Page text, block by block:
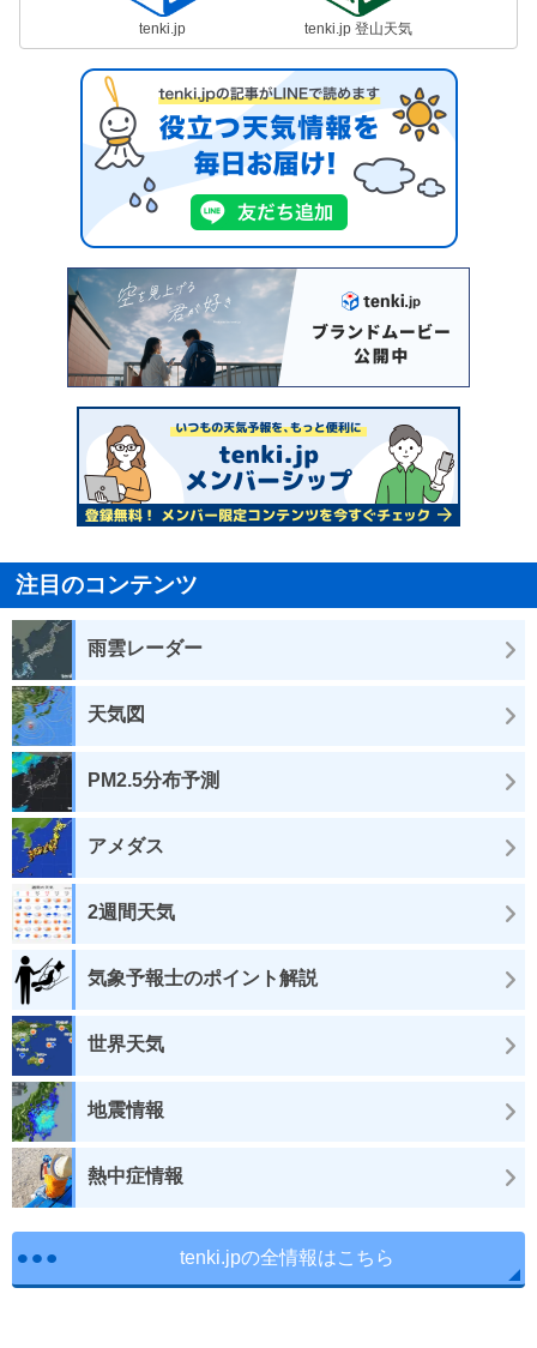
tenki.jp tenki.jp 登山天気
注目のコンテンツ
雨雲レーダー
天気図
PM2.5分布予測
アメダス
2週間天気
気象予報士のポイント解説
世界天気
地震情報
熱中症情報
tenki.jpの全情報はこちら